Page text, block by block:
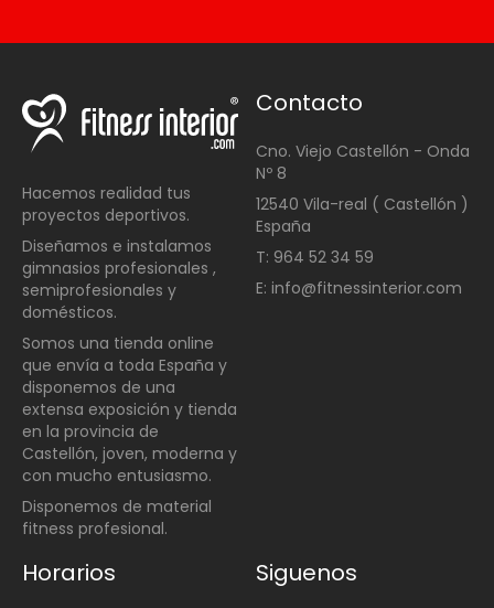
Hacemos realidad tus
proyectos deportivos.
Diseñamos e instalamos
gimnasios profesionales ,
semiprofesionales y
domésticos.
Somos una tienda online
que envía a toda España y
disponemos de una
extensa exposición y tienda
en la provincia de
Castellón, joven, moderna y
con mucho entusiasmo.
Disponemos de material
fitness profesional.
Contacto
Cno. Viejo Castellón - Onda
Nº 8
12540 Vila-real ( Castellón )
España
T: 964 52 34 59
E: info@fitnessinterior.com
Horarios Siguenos